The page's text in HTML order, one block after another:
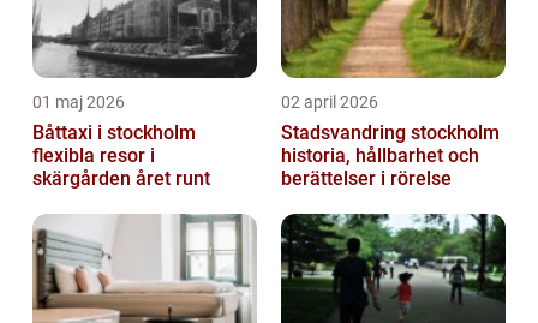
01 maj 2026
Båttaxi i stockholm
flexibla resor i
skärgården året runt
02 april 2026
Stadsvandring stockholm
historia, hållbarhet och
berättelser i rörelse